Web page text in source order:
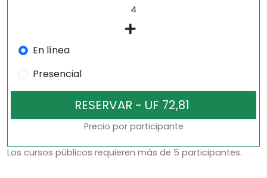
En línea
Presencial
Precio por participante
Los cursos públicos requieren más de 5 participantes.